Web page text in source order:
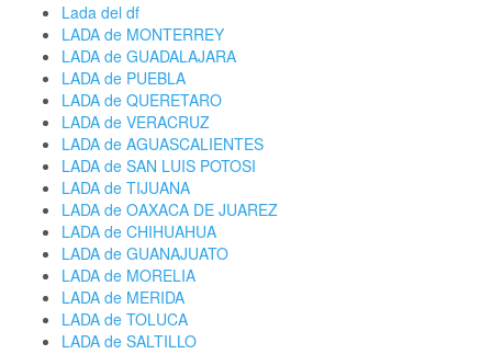
Lada del df
LADA de MONTERREY
LADA de GUADALAJARA
LADA de PUEBLA
LADA de QUERETARO
LADA de VERACRUZ
LADA de AGUASCALIENTES
LADA de SAN LUIS POTOSI
LADA de TIJUANA
LADA de OAXACA DE JUAREZ
LADA de CHIHUAHUA
LADA de GUANAJUATO
LADA de MORELIA
LADA de MERIDA
LADA de TOLUCA
LADA de SALTILLO